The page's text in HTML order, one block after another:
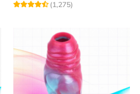
(1,275)